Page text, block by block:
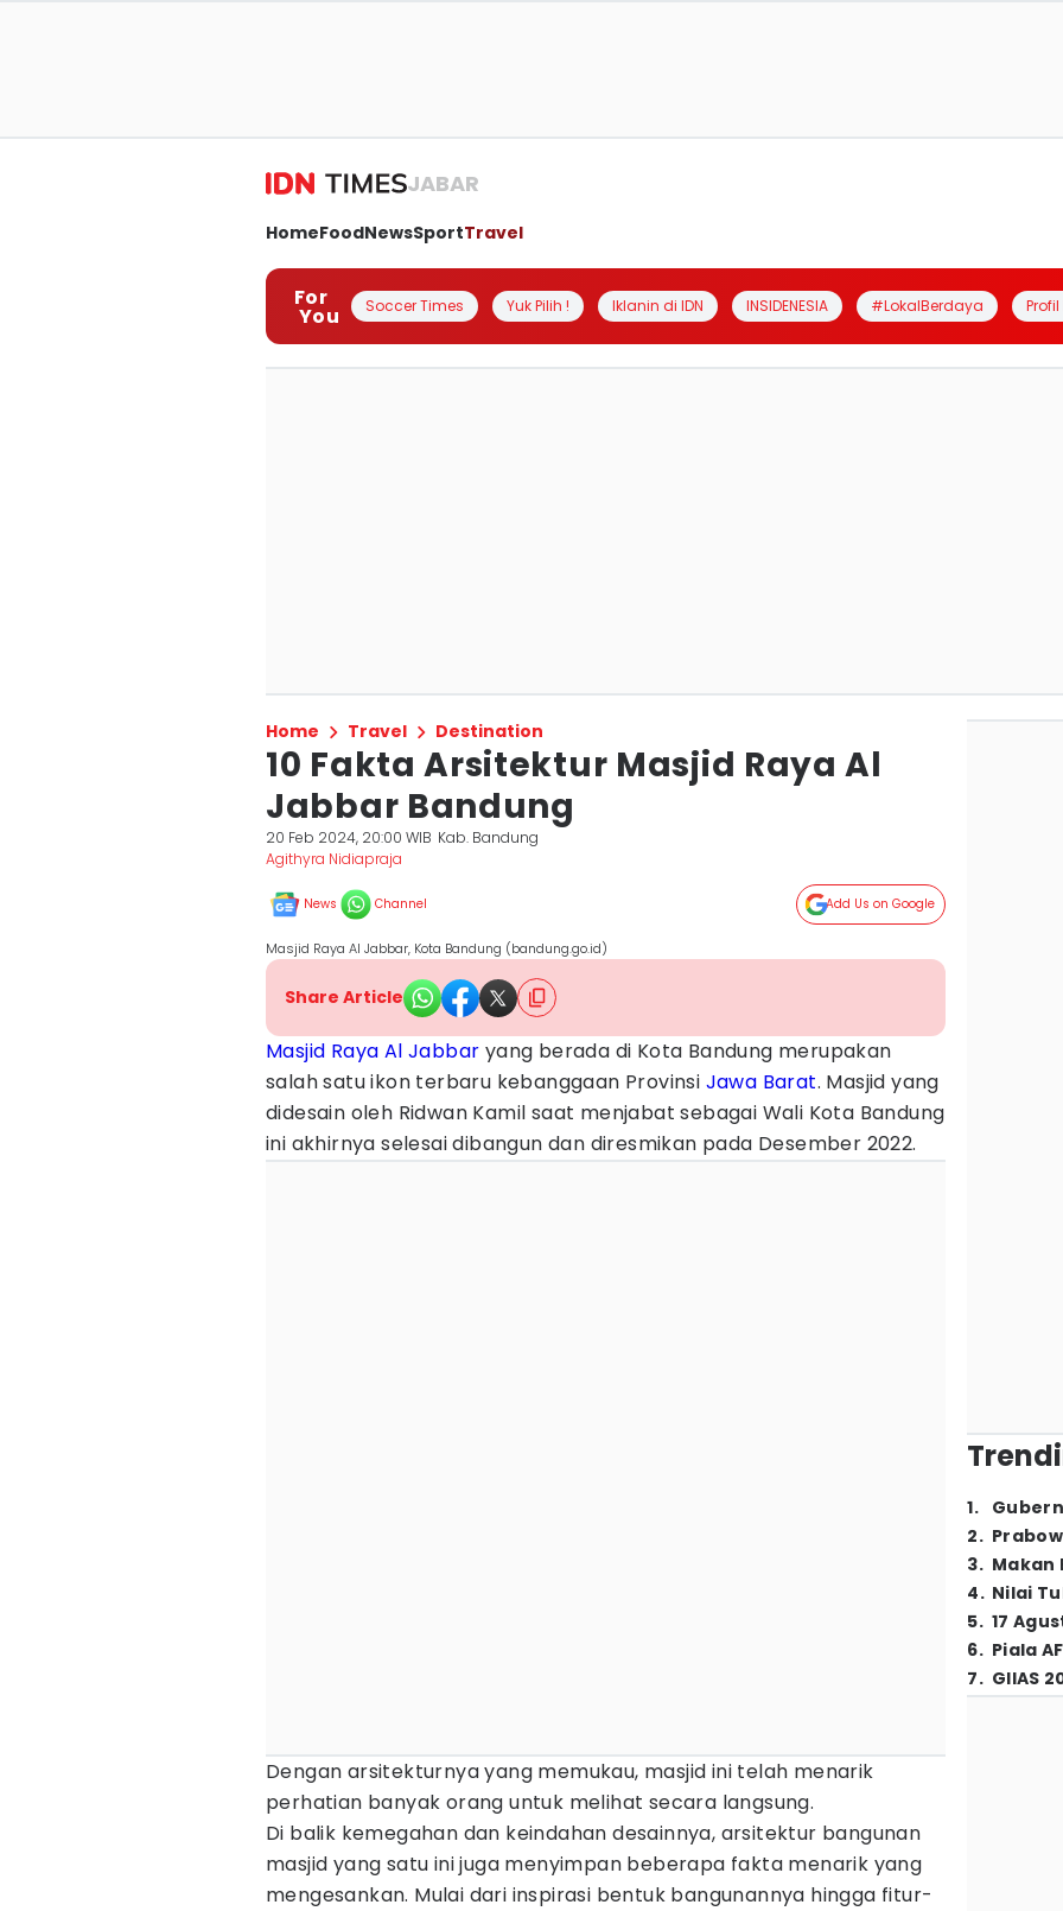
JABAR
HomeFoodNewsSportTravel
For
You Soccer Times Yuk Pilih ! Iklanin di IDN INSIDENESIA #LokalBerdaya
Home Travel Destination
10 Fakta Arsitektur Masjid Raya Al
Jabbar Bandung
20 Feb 2024, 20:00 WIB Kab. Bandung
Agithyra Nidiapraja
News Channel Add Us on Google
Masjid Raya Al Jabbar, Kota Bandung (bandung.go.id)
Share Article
Masjid Raya Al Jabbar yang berada di Kota Bandung merupakan
salah satu ikon terbaru kebanggaan Provinsi Jawa Barat. Masjid yang
didesain oleh Ridwan Kamil saat menjabat sebagai Wali Kota Bandung
ini akhirnya selesai dibangun dan diresmikan pada Desember 2022.
Dengan arsitekturnya yang memukau, masjid ini telah menarik
perhatian banyak orang untuk melihat secara langsung.
Di balik kemegahan dan keindahan desainnya, arsitektur bangunan
masjid yang satu ini juga menyimpan beberapa fakta menarik yang
mengesankan. Mulai dari inspirasi bentuk bangunannya hingga fitur-
1.
2.
3. Makan
4. Nilai
5. 17
6. Piala
7. GIIAS